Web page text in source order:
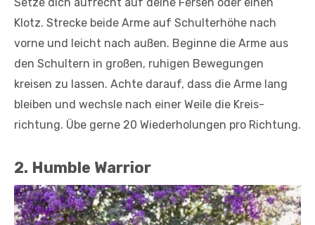
Klotz. Stre­cke beide Arme auf Schulterhöhe nach
vorne und leicht nach außen. Beginne die Arme aus
den Schultern in großen, ruhi­gen Bewegungen
kreisen zu lassen. Achte darauf, dass die Arme lang
bleiben und wechsle nach einer Weile die Kreis­
richtung. Übe gerne 20 Wiederholungen pro Richtung.
2. Humble Warrior